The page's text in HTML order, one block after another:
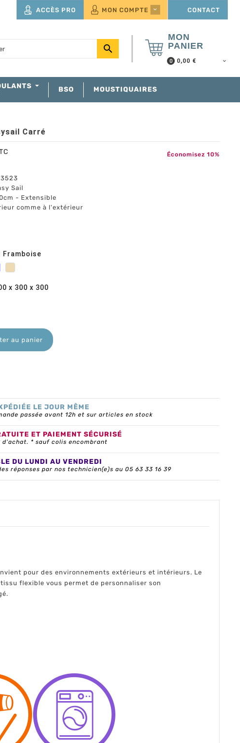
ACCÈS PRO MON COMPTE  CONTACT

MON
PANIER
0 0,00 €
BSO MOUSTIQUAIRES
Carré
Économisez 10%
Sail
- Extensible
comme à l'extérieur
Framboise
Bleu
x 300 x 300
au panier
LE JOUR MÊME
passée avant 12h et sur articles en stock
ET PAIEMENT SÉCURISÉ
* sauf colis encombrant
DU LUNDI AU VENDREDI
réponses par nos technicien(e)s au 05 63 33 16 39
pour des environnements extérieurs et intérieurs. Le
flexible vous permet de personnaliser son